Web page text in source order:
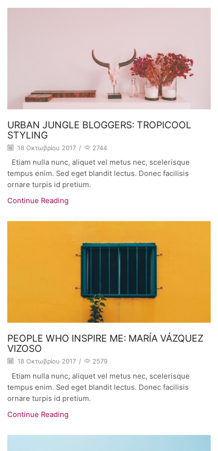
URBAN JUNGLE BLOGGERS: TROPICOOL
STYLING
18 Οκτωβρίου 2017 / 2744
Etiam nulla nunc, aliquet vel metus nec, scelerisque
tempus enim. Sed eget blandit lectus. Donec facilisis
ornare turpis id pretium.
Continue Reading
PEOPLE WHO INSPIRE ME: MARÍA VÁZQUEZ
VIZOSO
18 Οκτωβρίου 2017 / 2579
Etiam nulla nunc, aliquet vel metus nec, scelerisque
tempus enim. Sed eget blandit lectus. Donec facilisis
ornare turpis id pretium.
Continue Reading